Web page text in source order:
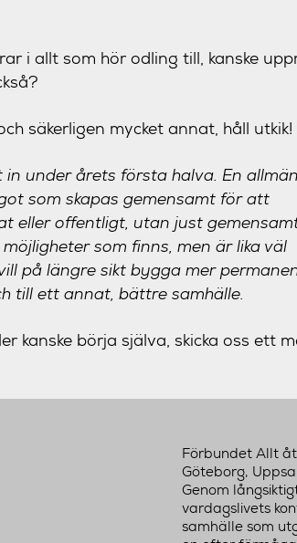
i allt som hör odling till, kanske
säkerligen mycket annat, håll utkik!
under årets första halva. En
som skapas gemensamt för att
eller offentligt, utan just
som finns, men är lika väl
på längre sikt bygga mer
till ett annat, bättre samhälle.
kanske börja själva, skicka oss ett
Förbundet Allt
Göteborg,
Genom
vardagslivets
samhälle som